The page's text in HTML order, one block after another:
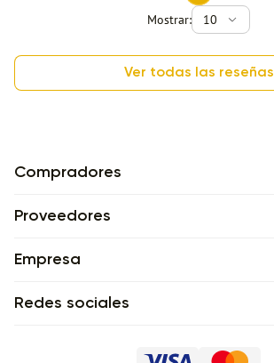
Mostrar:
10
Ver todas las reseñas
Compradores
Proveedores
Empresa
Redes sociales